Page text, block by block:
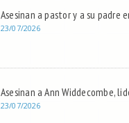
Asesinan a pastor y a su padre
23/07/2026
Asesinan a Ann Widdecombe,
23/07/2026